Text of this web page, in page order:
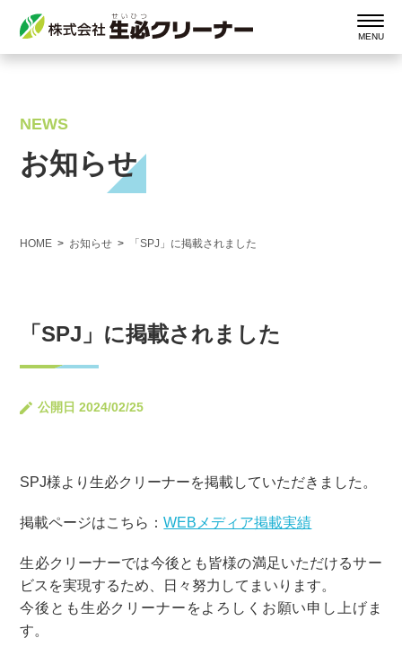
NEWS
お知らせ
HOME お知らせ 「SPJ」に掲載されました
「SPJ」に掲載されました
公開日 2024/02/25
SPJ様より生必クリーナーを掲載していただきました。
掲載ページはこちら：WEBメディア掲載実績
生必クリーナーでは今後とも皆様の満足いただけるサー
ビスを実現するため、日々努力してまいります。
今後とも生必クリーナーをよろしくお願い申し上げま
す。